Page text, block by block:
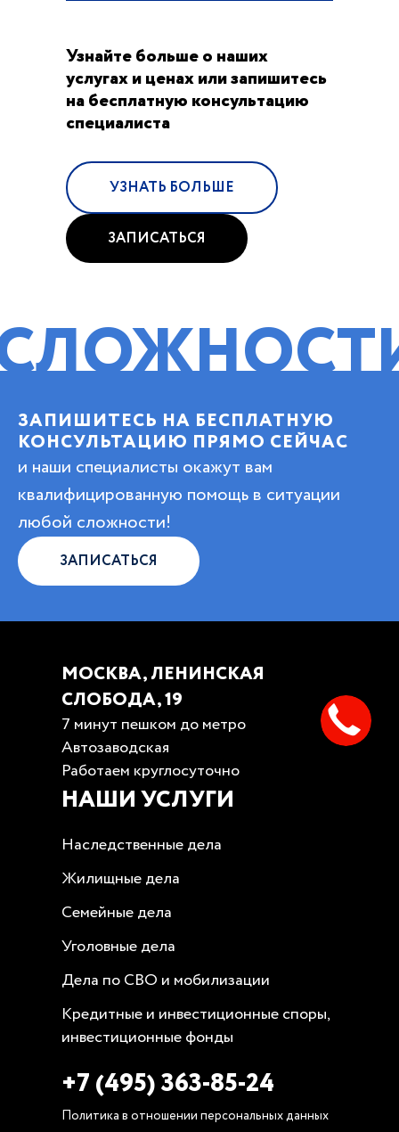
Узнайте больше о наших
услугах и ценах или запишитесь
на бесплатную консультацию
специалиста
УЗНАТЬ БОЛЬШЕ
ЗАПИСАТЬСЯ
ЗАПИШИТЕСЬ НА БЕСПЛАТНУЮ
КОНСУЛЬТАЦИЮ ПРЯМО СЕЙЧАС
и наши специалисты окажут вам
квалифицированную помощь в ситуации
любой сложности!
ЗАПИСАТЬСЯ
МОСКВА, ЛЕНИНСКАЯ
СЛОБОДА, 19
7 минут пешком до метро
Автозаводская
Работаем круглосуточно
НАШИ УСЛУГИ
Наследственные дела
Жилищные дела
Семейные дела
Уголовные дела
Дела по СВО и мобилизации
Кредитные и инвестиционные споры,
инвестиционные фонды
+7 (495) 363-85-24
Политика в отношении персональных данных